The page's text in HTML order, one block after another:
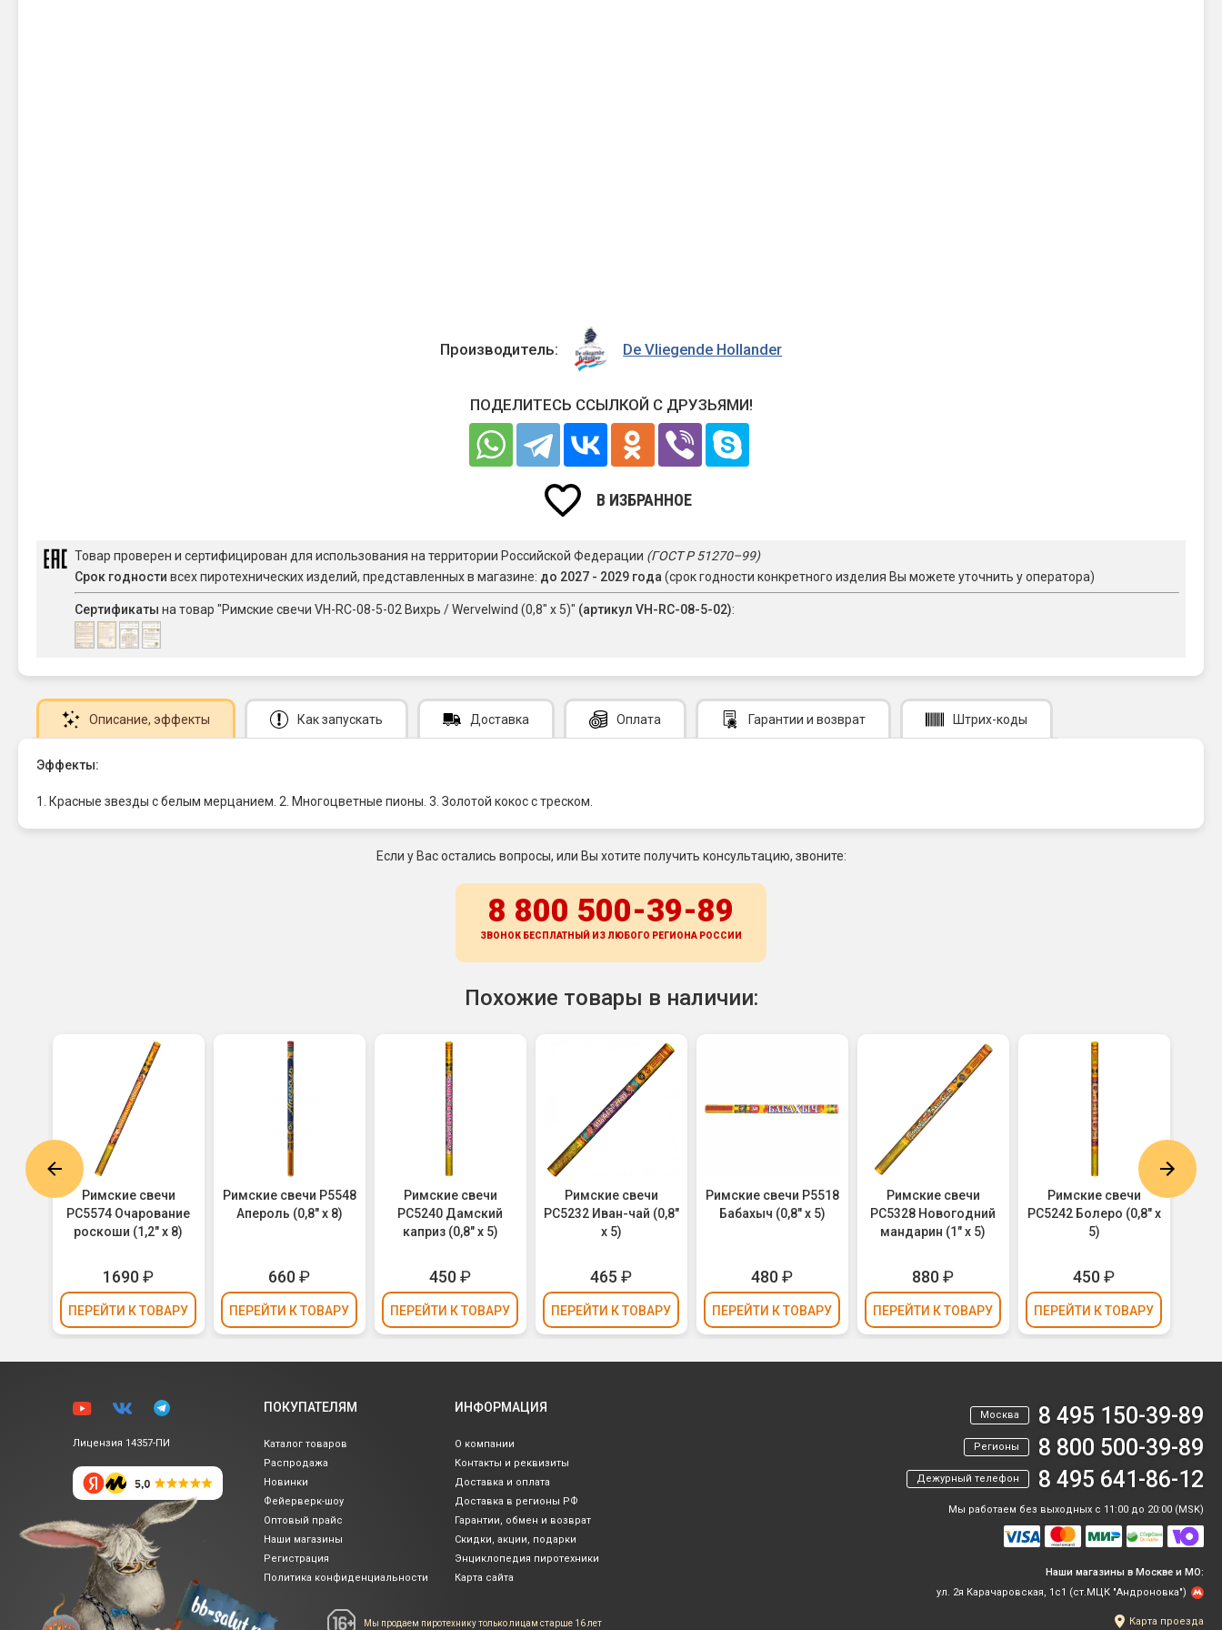
Производитель: De Vliegende Hollander
ПОДЕЛИТЕСЬ ССЫЛКОЙ С ДРУЗЬЯМИ!
В ИЗБРАННОЕ
Товар проверен и сертифицирован для использования на территории Российской Федерации (ГОСТ Р 51270–99)
Срок годности всех пиротехнических изделий, представленных в магазине: до 2027 - 2029 года(срок годности конкретного изделия Вы можете уточнить у оператора)
Сертификаты на товар "Римские свечи VH-RC-08-5-02 Вихрь / Wervelwind (0,8" х 5)" (артикул VH-RC-08-5-02):
Описание, эффекты Как запускать Доставка Оплата Гарантии и возврат Штрих-коды
Эффекты:
1. Красные звезды с белым мерцанием. 2. Многоцветные пионы. 3. Золотой кокос с треском.
Если у Вас остались вопросы, или Вы хотите получить консультацию, звоните:
8 800 500-39-89
ЗВОНОК БЕСПЛАТНЫЙ ИЗ ЛЮБОГО РЕГИОНА РОССИИ
Похожие товары в наличии:
Римские свечи
РС5574 Очарование
роскоши (1,2" х 8)
1690₽
ПЕРЕЙТИ К ТОВАРУ
Римские свечи Р5548
Апероль (0,8" х 8)
660₽
ПЕРЕЙТИ К ТОВАРУ
Римские свечи
РС5240 Дамский
каприз (0,8" х 5)
450₽
ПЕРЕЙТИ К ТОВАРУ
Римские свечи
РС5232 Иван-чай (0,8"
х 5)
465 ₽
ПЕРЕЙТИ К ТОВАРУ
Римские свечи Р5518
Бабахыч (0,8" х 5)
480₽
ПЕРЕЙТИ К ТОВАРУ
Римские свечи
РС5328 Новогодний
мандарин (1" х 5)
880₽
ПЕРЕЙТИ К ТОВАРУ
Римские свечи
РС5242 Болеро (0,8" х
5)
450₽
ПЕРЕЙТИ К ТОВАРУ
Лицензия 14357-ПИ
ПОКУПАТЕЛЯМ
Каталог товаров
Распродажа
Новинки
Фейерверк-шоу
Оптовый прайс
Наши магазины
Регистрация
Политика конфиденциальности
ИНФОРМАЦИЯ
О компании
Контакты и реквизиты
Доставка и оплата
Доставка в регионы РФ
Гарантии, обмен и возврат
Скидки, акции, подарки
Энциклопедия пиротехники
Карта сайта
Мы продаем пиротехнику только лицам старше 16 лет
Москва 8 495 150-39-89
Регионы 8 800 500-39-89
Дежурный телефон 8 495 641-86-12
Мы работаем без выходных с 11:00 до 20:00 (MSK)
Наши магазины в Москве и МО:
ул. 2я Карачаровская, 1с1 (ст.МЦК "Андроновка")
Карта проезда